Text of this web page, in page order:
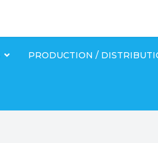
PRODUCTION /